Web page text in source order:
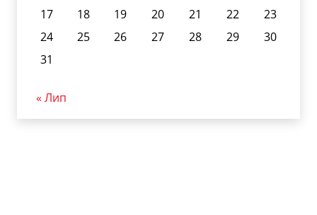
17
18 19 20 21 22
23
24
25 26 27 28 29
30
31
« Лип